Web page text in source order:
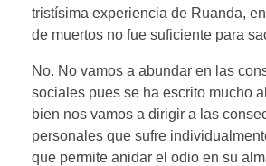
tristísima experiencia de Ruanda,
de muertos no fue suficiente para
No. No vamos a abundar en las
sociales pues se ha escrito mucho
bien nos vamos a dirigir a las
personales que sufre
que permite anidar el odio en su